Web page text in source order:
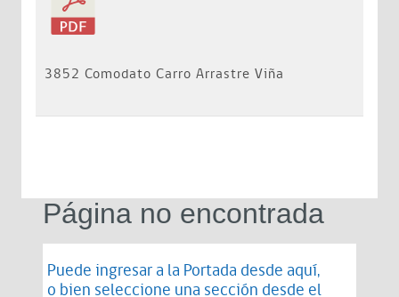
3852 Comodato Carro Arrastre Viña
Página no encontrada
Puede ingresar a la Portada desde aquí,
o bien seleccione una sección desde el